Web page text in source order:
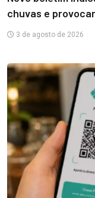
chuvas e
3 de agosto de 2026